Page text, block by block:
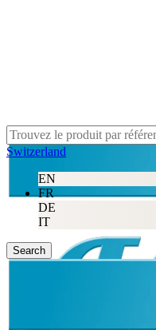
Switzerland
EN
FR
DE
IT
Search